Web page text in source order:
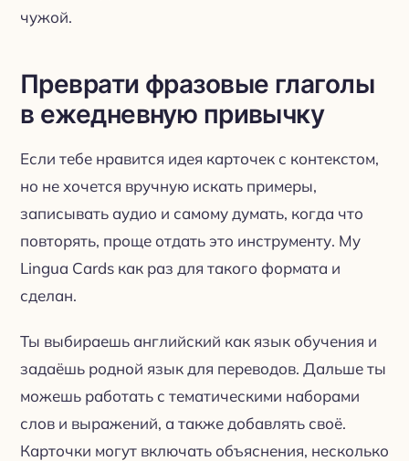
чужой.
Преврати фразовые глаголы
в ежедневную привычку
Если тебе нравится идея карточек с контекстом,
но не хочется вручную искать примеры,
записывать аудио и самому думать, когда что
повторять, проще отдать это инструменту. My
Lingua Cards как раз для такого формата и
сделан.
Ты выбираешь английский как язык обучения и
задаёшь родной язык для переводов. Дальше ты
можешь работать с тематическими наборами
слов и выражений, а также добавлять своё.
Карточки могут включать объяснения, несколько